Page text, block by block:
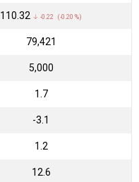
₹110.32 ↓ -0.22 (-0.20 %)
₹79,421
5,000
1.7
-3.1
1.2
12.6